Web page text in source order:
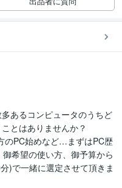
あるコンピュータのうちど
とはありませんか？
のPC始めなど…まずはPC歴
希望の使い方、御予算から
)で一緒に選定させて頂きま